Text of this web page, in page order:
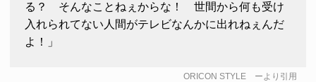
る？ そんなことねぇからな！ 世間から何も受け
入れられてない人間がテレビなんかに出れねぇんだ
よ！」
ORICON STYLEーより引用